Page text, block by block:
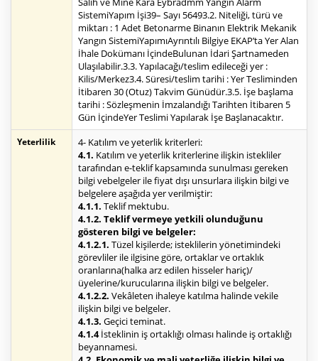
SistemiYapım İşi39– Sayı 56493.2. Niteliği, türü ve
miktarı : 1 Adet Betonarme Binanın Elektrik Mekanik
Yangın SistemiYapımıAyrıntılı Bilgiye EKAP’ta Yer Alan
İhale Dokümanı İçindeBulunan İdari Şartnameden
Ulaşılabilir.3.3. Yapılacağı/teslim edileceği yer :
Kilis/Merkez3.4. Süresi/teslim tarihi : Yer Tesliminden
İtibaren 30 (Otuz) Takvim Günüdür.3.5. İşe başlama
tarihi : Sözleşmenin İmzalandığı Tarihten İtibaren 5
Gün İçindeYer Teslimi Yapılarak İşe Başlanacaktır.
Yeterlilik
4- Katılım ve yeterlik kriterleri:
4.1. Katılım ve yeterlik kriterlerine ilişkin istekliler
tarafından e-teklif kapsamında sunulması gereken
bilgi vebelgeler ile fiyat dışı unsurlara ilişkin bilgi ve
belgelere aşağıda yer verilmiştir:
4.1.1. Teklif mektubu.
4.1.2. Teklif vermeye yetkili olunduğunu
gösteren bilgi ve belgeler:
4.1.2.1. Tüzel kişilerde; isteklilerin yönetimindeki
görevliler ile ilgisine göre, ortaklar ve ortaklık
oranlarına(halka arz edilen hisseler hariç)/
üyelerine/kurucularına ilişkin bilgi ve belgeler.
4.1.2.2. Vekâleten ihaleye katılma halinde vekile
ilişkin bilgi ve belgeler.
4.1.3. Geçici teminat.
4.1.4İsteklinin iş ortaklığı olması halinde iş ortaklığı
beyannamesi.